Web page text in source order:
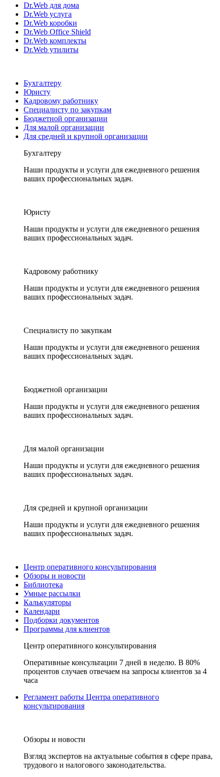
Dr.Web для дома
Dr.Web услуга
Dr.Web коробки
Dr.Web Office Shield
Dr.Web комплекты
Dr.Web утилиты
Бухгалтеру
Юристу
Кадровому работнику
Специалисту по закупкам
Бюджетной организации
Для малой организации
Для средней и крупной организации
Бухгалтеру
Наши продукты и услуги для ежедневного решения
ваших профессиональных задач.
Юристу
Наши продукты и услуги для ежедневного решения
ваших профессиональных задач.
Кадровому работнику
Наши продукты и услуги для ежедневного решения
ваших профессиональных задач.
Специалисту по закупкам
Наши продукты и услуги для ежедневного решения
ваших профессиональных задач.
Бюджетной организации
Наши продукты и услуги для ежедневного решения
ваших профессиональных задач.
Для малой организации
Наши продукты и услуги для ежедневного решения
ваших профессиональных задач.
Для средней и крупной организации
Наши продукты и услуги для ежедневного решения
ваших профессиональных задач.
Центр оперативного консультирования
Обзоры и новости
Библиотека
Умные рассылки
Калькуляторы
Календари
Подборки документов
Программы для клиентов
Центр оперативного консультирования
Оперативные консультации 7 дней в неделю. В 80%
процентов случаев отвечаем на запросы клиентов за 4
часа
Регламент работы Центра оперативного
консультирования
Обзоры и новости
Взгляд экспертов на актуальные события в сфере права,
трудового и налогового законодательства.